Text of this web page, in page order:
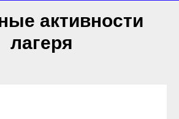
активности
лагеря